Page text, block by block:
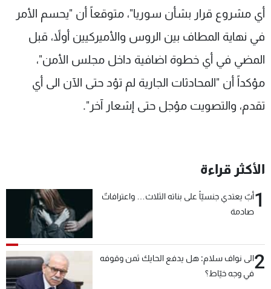
أي مشروع قرار بشأن سوريا"، متوقعاً أن "يحسم الأمر
في نهاية المطاف بين الروس والأميركيين أولاً، قبل
المضي في أي خطوة اضافية داخل مجلس الأمن"،
مؤكداً أن "المحادثات الجارية لم تؤد حتى الآن الى أي
تقدم، والتصويت مؤجل حتى إشعار آخر".
الأكثر قراءة
1أبٌ يعتدي جنسيّاً على بناته الثلاث… واعترافاتٌ
صادمة
2الى نواف سلام: هل يدفع الحايك ثمن وقوفه
في وجه خيّاط؟
الإنـتـاج
لاعلاناتكم
شروط الإسـتخدام
سياسة الخصوصية